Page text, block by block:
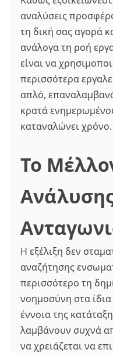
αναλύσεις
τη δική σας αγορά
ανάλογα τη ροή
είναι να
περισσότερα
απλό,
κρατά
καταναλώνει χρόνο.
Το
Η εξέλιξη δεν
αναζήτησης
περισσότερο τη
νοημοσύνη στα
έννοια της
λαμβάνουν συχνά
να χρειάζεται να